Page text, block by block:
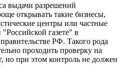
выдачи разрешений
открывать такие бизнесы,
центры или частные
газете" в
РФ. Такого рода
проходить проверку на
но при этом контроль не должен